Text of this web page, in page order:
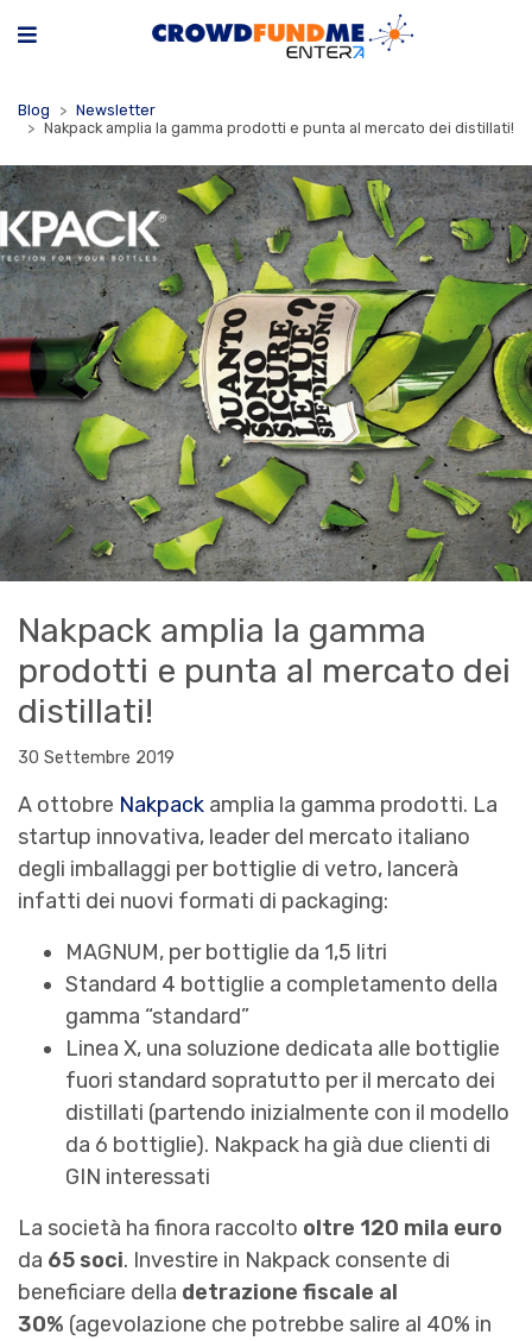
Blog
Newsletter
Nakpack amplia la gamma prodotti e punta al mercato dei distillati!
Nakpack amplia la gamma
prodotti e punta al mercato dei
distillati!
30 Settembre 2019
A ottobre Nakpack amplia la gamma prodotti. La
startup innovativa, leader del mercato italiano
degli imballaggi per bottiglie di vetro, lancerà
infatti dei nuovi formati di packaging:
MAGNUM, per bottiglie da 1,5 litri
Standard 4 bottiglie a completamento della
gamma “standard”
Linea X, una soluzione dedicata alle bottiglie
fuori standard sopratutto per il mercato dei
distillati (partendo inizialmente con il modello
da 6 bottiglie). Nakpack ha già due clienti di
GIN interessati
La società ha finora raccolto oltre 120 mila euro
da 65 soci. Investire in Nakpack consente di
beneficiare della detrazione fiscale al
30% (agevolazione che potrebbe salire al 40% in